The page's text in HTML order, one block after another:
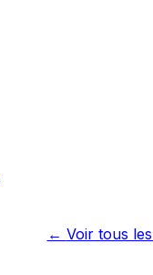
← Voir tous